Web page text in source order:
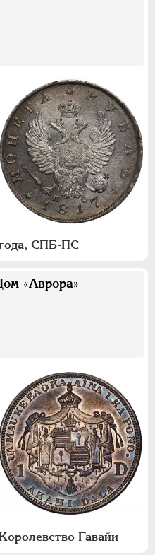
СПБ-ПС
«Аврора»
Гавайи